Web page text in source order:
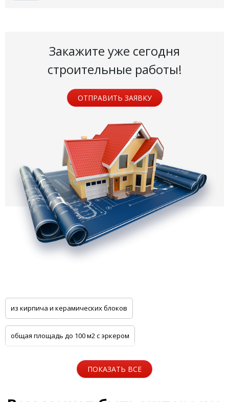
Закажите уже сегодня
строительные работы!
ОТПРАВИТЬ ЗАЯВКУ
из кирпича и керамических блоков
общая площадь до 100 м2 с эркером
общая площадь до 100 м2 с цоколем
ПОКАЗАТЬ ВСЕ